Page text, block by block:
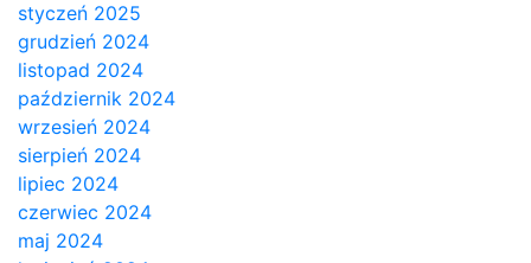
styczeń 2025
grudzień 2024
listopad 2024
październik 2024
wrzesień 2024
sierpień 2024
lipiec 2024
czerwiec 2024
maj 2024